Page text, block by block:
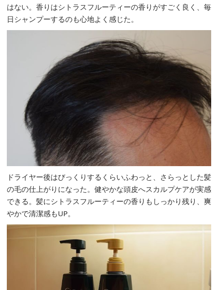
はない。香りはシトラスフルーティーの香りがすごく良く、毎
日シャンプーするのも心地よく感じた。
ドライヤー後はびっくりするくらいふわっと、さらっとした髪
の毛の仕上がりになった。健やかな頭皮へスカルプケアが実感
できる。髪にシトラスフルーティーの香りもしっかり残り、爽
やかで清潔感もUP。